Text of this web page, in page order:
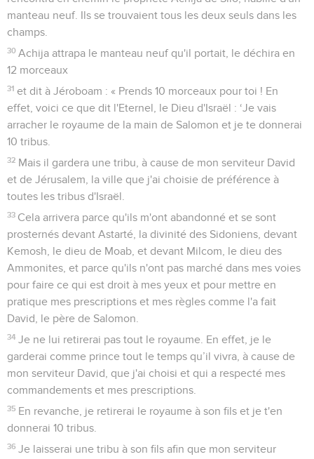
manteau neuf. Ils se trouvaient tous les deux seuls dans les
champs.
30 Achija attrapa le manteau neuf qu'il portait, le déchira en
12 morceaux
31 et dit à Jéroboam : « Prends 10 morceaux pour toi ! En
effet, voici ce que dit l'Eternel, le Dieu d'Israël : ‘Je vais
arracher le royaume de la main de Salomon et je te donnerai
10 tribus.
32 Mais il gardera une tribu, à cause de mon serviteur David
et de Jérusalem, la ville que j'ai choisie de préférence à
toutes les tribus d'Israël.
33 Cela arrivera parce qu'ils m'ont abandonné et se sont
prosternés devant Astarté, la divinité des Sidoniens, devant
Kemosh, le dieu de Moab, et devant Milcom, le dieu des
Ammonites, et parce qu'ils n'ont pas marché dans mes voies
pour faire ce qui est droit à mes yeux et pour mettre en
pratique mes prescriptions et mes règles comme l'a fait
David, le père de Salomon.
34 Je ne lui retirerai pas tout le royaume. En effet, je le
garderai comme prince tout le temps qu’il vivra, à cause de
mon serviteur David, que j'ai choisi et qui a respecté mes
commandements et mes prescriptions.
35 En revanche, je retirerai le royaume à son fils et je t'en
donnerai 10 tribus.
36 Je laisserai une tribu à son fils afin que mon serviteur